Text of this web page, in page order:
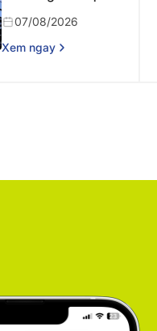
năm 2026
07/08/2026
Xem ngay